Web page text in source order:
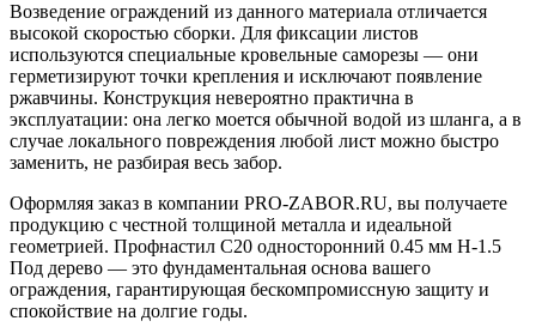
Возведение ограждений из данного материала отличается
высокой скоростью сборки. Для фиксации листов
используются специальные кровельные саморезы — они
герметизируют точки крепления и исключают появление
ржавчины. Конструкция невероятно практична в
эксплуатации: она легко моется обычной водой из шланга, а в
случае локального повреждения любой лист можно быстро
заменить, не разбирая весь забор.
Оформляя заказ в компании PRO-ZABOR.RU, вы получаете
продукцию с честной толщиной металла и идеальной
геометрией. Профнастил С20 односторонний 0.45 мм H-1.5
Под дерево — это фундаментальная основа вашего
ограждения, гарантирующая бескомпромиссную защиту и
спокойствие на долгие годы.